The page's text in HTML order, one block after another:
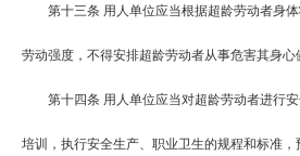
第十三条 用人单位应当根据超龄劳动者身
劳动强度，不得安排超龄劳动者从事危害其身心
第十四条 用人单位应当对超龄劳动者进行
培训，执行安全生产、职业卫生的规程和标准，